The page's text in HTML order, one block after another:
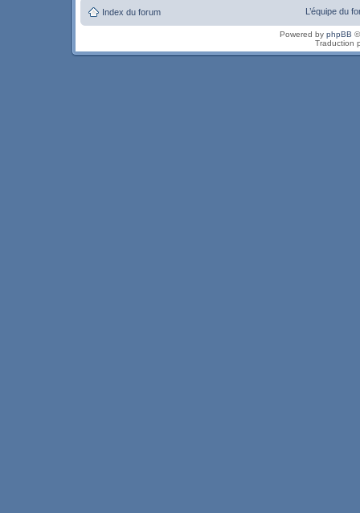
Index du forum L’équipe du
Powered by phpBB
Traduction